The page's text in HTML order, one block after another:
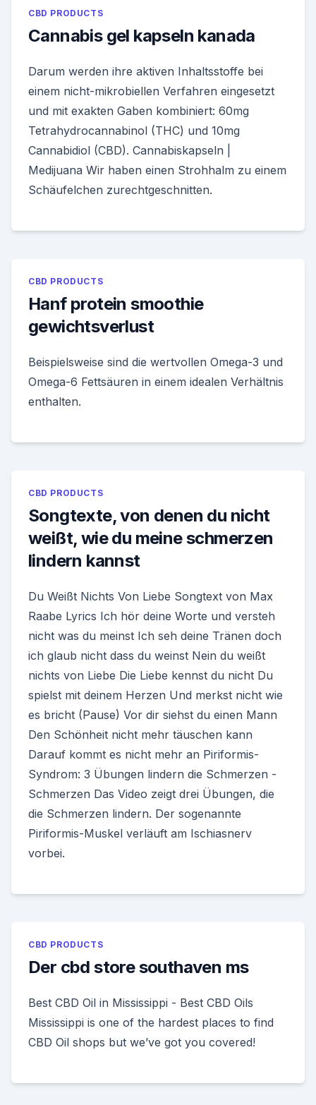
CBD PRODUCTS
Cannabis gel kapseln kanada
Darum werden ihre aktiven Inhaltsstoffe bei
einem nicht-mikrobiellen Verfahren eingesetzt
und mit exakten Gaben kombiniert: 60mg
Tetrahydrocannabinol (THC) und 10mg
Cannabidiol (CBD). Cannabiskapseln |
Medijuana Wir haben einen Strohhalm zu einem
Schäufelchen zurechtgeschnitten.
CBD PRODUCTS
Hanf protein smoothie
gewichtsverlust
Beispielsweise sind die wertvollen Omega-3 und
Omega-6 Fettsäuren in einem idealen Verhältnis
enthalten.
CBD PRODUCTS
Songtexte, von denen du nicht
weißt, wie du meine schmerzen
lindern kannst
Du Weißt Nichts Von Liebe Songtext von Max
Raabe Lyrics Ich hör deine Worte und versteh
nicht was du meinst Ich seh deine Tränen doch
ich glaub nicht dass du weinst Nein du weißt
nichts von Liebe Die Liebe kennst du nicht Du
spielst mit deinem Herzen Und merkst nicht wie
es bricht (Pause) Vor dir siehst du einen Mann
Den Schönheit nicht mehr täuschen kann
Darauf kommt es nicht mehr an Piriformis-
Syndrom: 3 Übungen lindern die Schmerzen -
Schmerzen Das Video zeigt drei Übungen, die
die Schmerzen lindern. Der sogenannte
Piriformis-Muskel verläuft am Ischiasnerv
vorbei.
CBD PRODUCTS
Der cbd store southaven ms
Best CBD Oil in Mississippi - Best CBD Oils
Mississippi is one of the hardest places to find
CBD Oil shops but we’ve got you covered!